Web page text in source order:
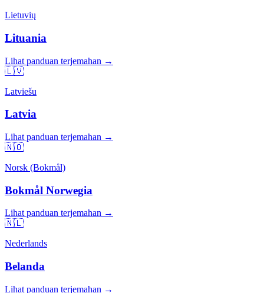
Lietuvių
Lituania
Lihat panduan terjemahan →
🇱🇻
Latviešu
Latvia
Lihat panduan terjemahan →
🇳🇴
Norsk (Bokmål)
Bokmål Norwegia
Lihat panduan terjemahan →
🇳🇱
Nederlands
Belanda
Lihat panduan terjemahan →